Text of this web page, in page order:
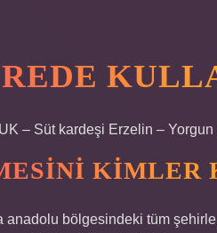
– Süt kardeşi Erzelin –
KIMLER
bölgesindeki tüm